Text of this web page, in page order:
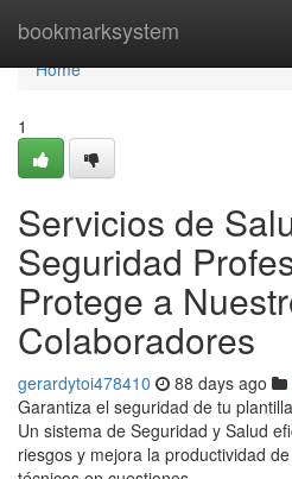
bookmarksystem
Home
Home
1
Servicios de
Seguridad
Protege a
Colaboradores
gerardytoi478410 88 days ago
Garantiza el seguridad de tu
Un sistema de Seguridad y Salud
riesgos y mejora la productividad